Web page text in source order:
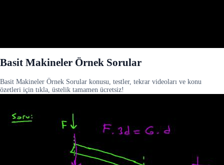
Basit Makineler Örnek Sorular
Basit Makineler Örnek Sorular konusu, testler, tekrar videoları ve konu
özetleri için tıkla, üstelik tamamen ücretsiz!